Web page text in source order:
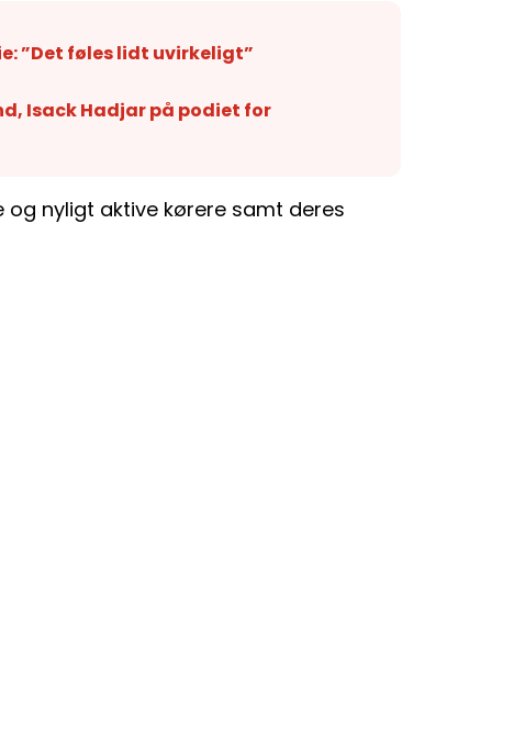
”Det føles lidt uvirkeligt”
Isack Hadjar på podiet for
nyligt aktive kørere samt deres